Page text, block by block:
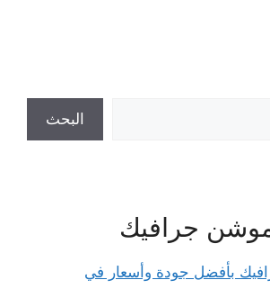
البحث
جرافيك
بأفضل جودة وأسعار في